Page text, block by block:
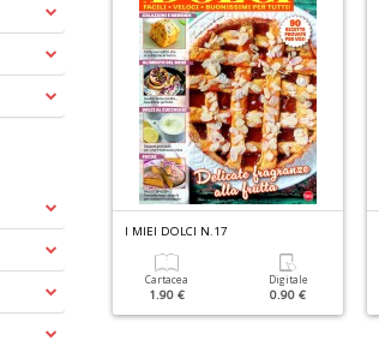
0.90 €
I MIEI DOLCI N.17
Cartacea
1.90 €
Digitale
0.90 €